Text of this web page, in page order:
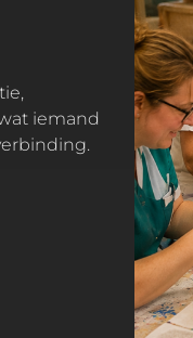
iemand